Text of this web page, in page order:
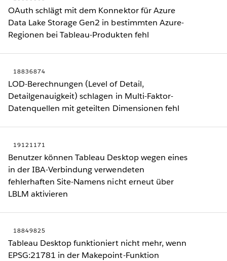
OAuth schlägt mit dem Konnektor für Azure
Data Lake Storage Gen2 in bestimmten Azure-
Regionen bei Tableau-Produkten fehl
18836874
LOD-Berechnungen (Level of Detail,
Detailgenauigkeit) schlagen in Multi-Faktor-
Datenquellen mit geteilten Dimensionen fehl
19121171
Benutzer können Tableau Desktop wegen eines
in der IBA-Verbindung verwendeten
fehlerhaften Site-Namens nicht erneut über
LBLM aktivieren
18849825
Tableau Desktop funktioniert nicht mehr, wenn
EPSG:21781 in der Makepoint-Funktion